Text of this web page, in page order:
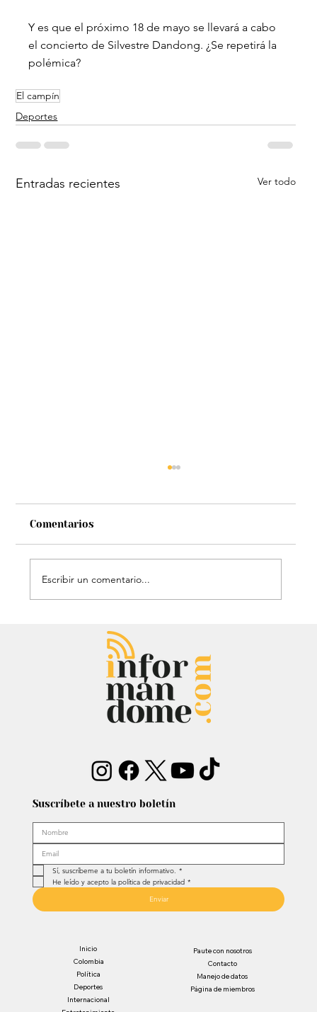
Y es que el próximo 18 de mayo se llevará a cabo
el concierto de Silvestre Dandong. ¿Se repetirá la
polémica?
El campín
Deportes
Entradas recientes Ver todo
El histórico triunfo de Venezuela en
el Clásico Mundial de Béisbol: Le
dieron gloria a Dios
Comentarios
Escribir un comentario...
Suscríbete a nuestro boletín
Sí, suscríbeme a tu boletín informativo. *
He leído y acepto la política de privacidad *
Enviar
Inicio
Colombia
Política
Deportes
Internacional
Paute con nosotros
Contacto
Manejo de datos
Página de miembros